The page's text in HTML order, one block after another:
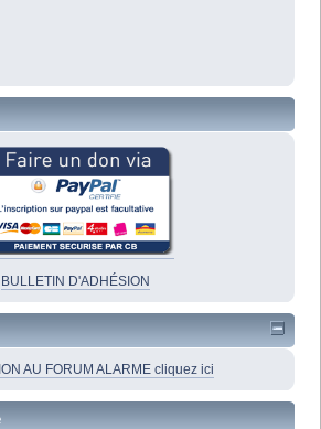
BULLETIN D'ADHÉSION
AU FORUM ALARME cliquez ici